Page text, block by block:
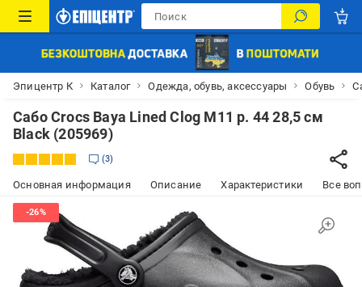
Эпицентр К Каталог Одежда, обувь, аксессуары Обувь
Сабо Crocs Baya Lined Clog M11 р. 44 28,5 см
Black (205969)
3
Основная информация Описание Характеристики Все